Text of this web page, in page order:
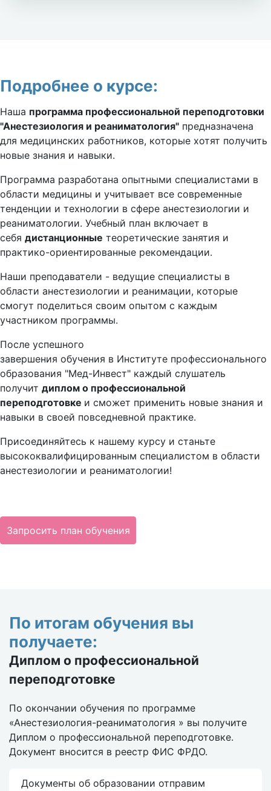
Подробнее о курсе:
Наша программа профессиональной переподготовки
"Анестезиология и реаниматология" предназначена
для медицинских работников, которые хотят получить
новые знания и навыки.
Программа разработана опытными специалистами в
области медицины и учитывает все современные
тенденции и технологии в сфере анестезиологии и
реаниматологии. Учебный план включает в
себя дистанционные теоретические занятия и
практико-ориентированные рекомендации.
Наши преподаватели - ведущие специалисты в
области анестезиологии и реанимации, которые
смогут поделиться своим опытом с каждым
участником программы.
После успешного
завершения обучения в Институте профессионального
образования "Мед-Инвест" каждый слушатель
получит диплом о профессиональной
переподготовке и сможет применить новые знания и
навыки в своей повседневной практике.
Присоединяйтесь к нашему курсу и станьте
высококвалифицированным специалистом в области
анестезиологии и реаниматологии!
Запросить план обучения
По итогам обучения вы
получаете:
Диплом о профессиональной
переподготовке
По окончании обучения по программе
«Анестезиология-реаниматология » вы получите
Диплом о профессиональной переподготовке.
Документ вносится в реестр ФИС ФРДО.
Документы об образовании отправим